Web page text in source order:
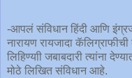
-आपलं संविधान हिंदी आणि
नारायण रायजादा
लिहिण्याी जबाबदारी त्यांना
मोठे लिखित संविधान आहे.